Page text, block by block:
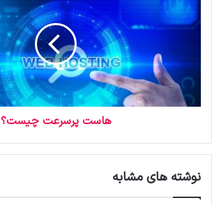
ی
هاست پرسرعت چیست؟
نوشته های مشابه